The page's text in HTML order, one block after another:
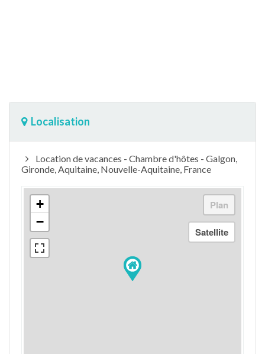
Localisation
Location de vacances - Chambre d'hôtes - Galgon,
Gironde, Aquitaine, Nouvelle-Aquitaine, France
+
−